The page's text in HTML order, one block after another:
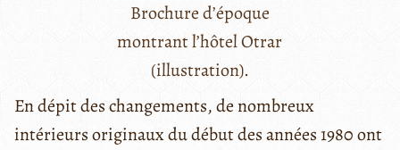
Brochure d’époque
montrant l’hôtel Otrar
(illustration).
En dépit des changements, de nombreux
intérieurs originaux du début des années 1980 ont